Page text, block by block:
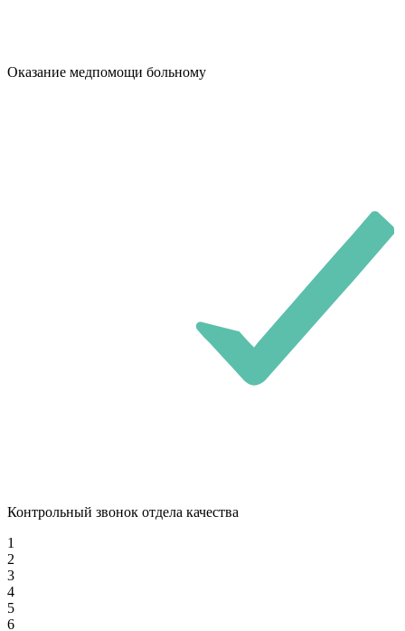
Оказание медпомощи больному
Контрольный звонок отдела качества
1
2
3
4
5
6